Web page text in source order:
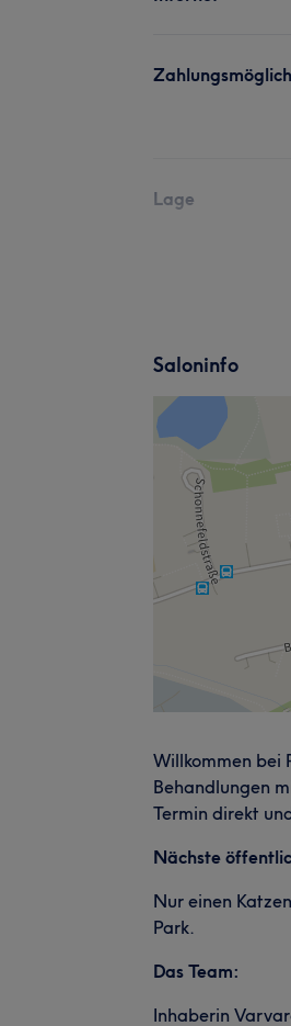
Lage
Saloninfo
Willkommen bei
Behandlungen
Termin direkt
Nächste
Nur einen
Park.
Das Team:
Inhaberin